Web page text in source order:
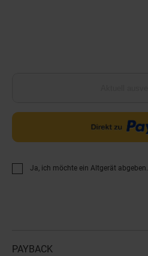
Ja, ich möchte ein Altgerät abgeben.
PAYBACK